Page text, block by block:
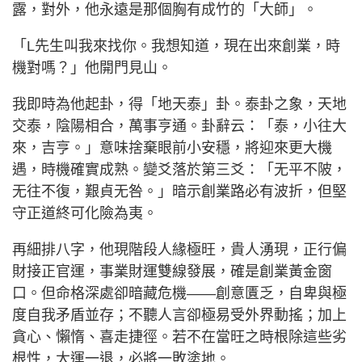
露，對外，他永遠是那個胸有成竹的「大師」。
「L先生叫我來找你。我想知道，現在出來創業，時
機對嗎？」他開門見山。
我即時為他起卦，得「地天泰」卦。泰卦之象，天地
交泰，陰陽相合，萬事亨通。卦辭云：「泰，小往大
來，吉亨。」意味捨棄眼前小安穩，將迎來更大機
遇，時機確實成熟。變爻落於第三爻：「无平不陂，
无往不復，艱貞无咎。」暗示創業路必有波折，但堅
守正道終可化險為夷。
再細排八字，他現階段人緣極旺，貴人湧現，正行偏
財接正官運，事業財運雙線發展，確是創業黃金窗
口。但命格深處卻暗藏危機——創意匱乏，自卑與極
度自我矛盾並存；不聽人言卻極易受外界動搖；加上
貪心、懶惰、喜走捷徑。若不在當旺之時根除這些劣
根性，大運一退，必將一敗塗地。